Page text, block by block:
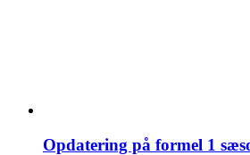
Opdatering på formel 1